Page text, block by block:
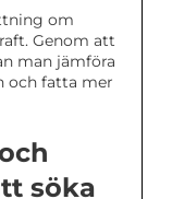
om
Genom att
man jämföra
och fatta mer
söka